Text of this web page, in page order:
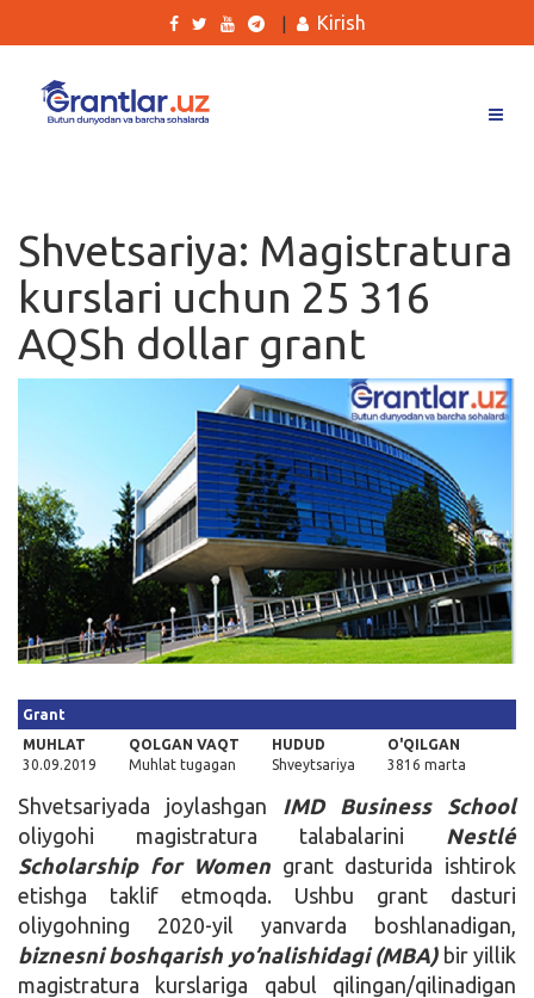
Ishlar
Kurslar
Blog
Qidirish
Kirish
Kirish
Shvetsariya: Magistratura
kurslari uchun 25 316
AQSh dollar grant
Grant
MUHLAT
30.09.2019
QOLGAN VAQT
Muhlat tugagan
HUDUD
Shveytsariya
O'QILGAN
3816 marta
Shvetsariyada joylashgan IMD Business School
oliygohi magistratura talabalarini Nestlé
Scholarship for Women grant dasturida ishtirok
etishga taklif etmoqda. Ushbu grant dasturi
oliygohning 2020-yil yanvarda boshlanadigan,
biznesni boshqarish yo’nalishidagi (MBA)bir yillik
magistratura kurslariga qabul qilingan/qilinadigan